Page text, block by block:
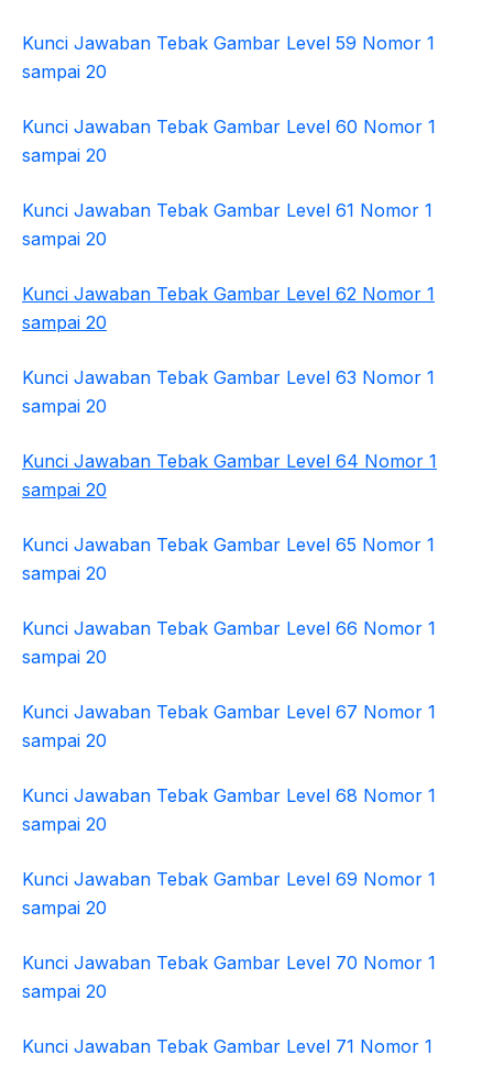
Kunci Jawaban Tebak Gambar Level 59 Nomor 1
sampai 20
Kunci Jawaban Tebak Gambar Level 60 Nomor 1
sampai 20
Kunci Jawaban Tebak Gambar Level 61 Nomor 1
sampai 20
Kunci Jawaban Tebak Gambar Level 62 Nomor 1
sampai 20
Kunci Jawaban Tebak Gambar Level 63 Nomor 1
sampai 20
Kunci Jawaban Tebak Gambar Level 64 Nomor 1
sampai 20
Kunci Jawaban Tebak Gambar Level 65 Nomor 1
sampai 20
Kunci Jawaban Tebak Gambar Level 66 Nomor 1
sampai 20
Kunci Jawaban Tebak Gambar Level 67 Nomor 1
sampai 20
Kunci Jawaban Tebak Gambar Level 68 Nomor 1
sampai 20
Kunci Jawaban Tebak Gambar Level 69 Nomor 1
sampai 20
Kunci Jawaban Tebak Gambar Level 70 Nomor 1
sampai 20
Kunci Jawaban Tebak Gambar Level 71 Nomor 1